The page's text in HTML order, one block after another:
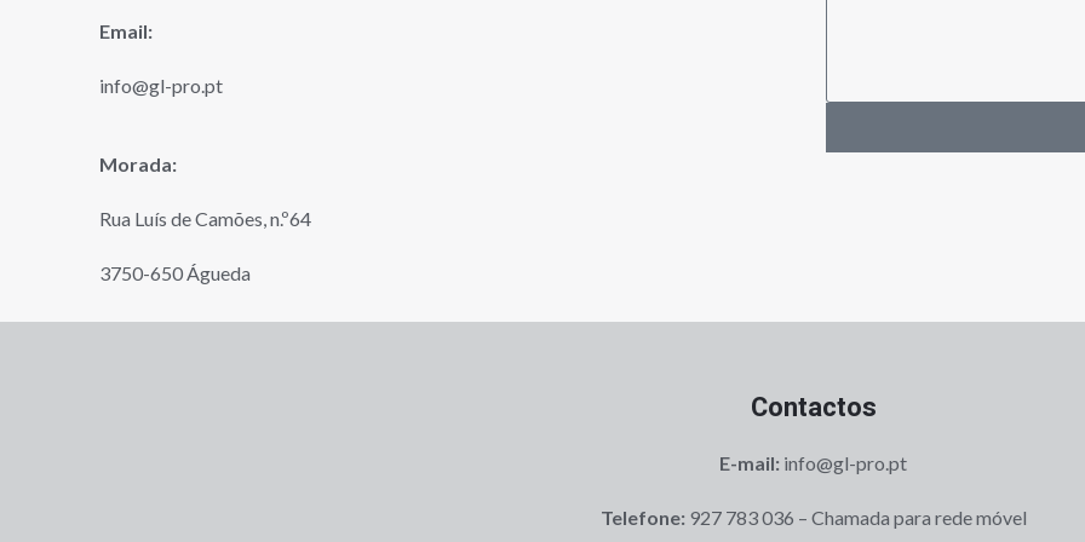
Email:
info@gl-pro.pt
Morada:
Rua Luís de Camões, n.º64
3750-650 Águeda
Contactos
E-mail: info@gl-pro.pt
Telefone: 927 783 036 – Chamada para rede móvel